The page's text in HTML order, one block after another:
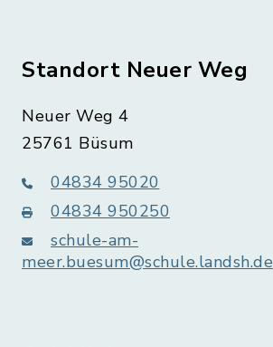
Standort Neuer Weg
Neuer Weg 4
25761 Büsum
04834 95020
04834 950250
schule-am-
meer.buesum@schule.landsh.de